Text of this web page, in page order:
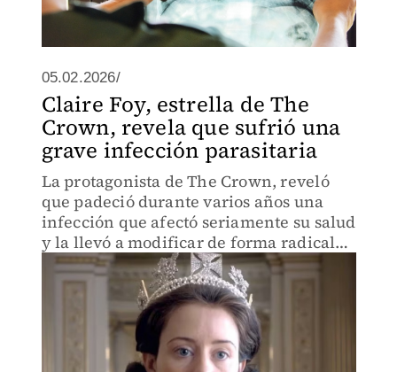
05.02.2026/
Claire Foy, estrella de The
Crown, revela que sufrió una
grave infección parasitaria
La protagonista de The Crown, reveló
que padeció durante varios años una
infección que afectó seriamente su salud
y la llevó a modificar de forma radical
su dieta y hábitos alimenticios.